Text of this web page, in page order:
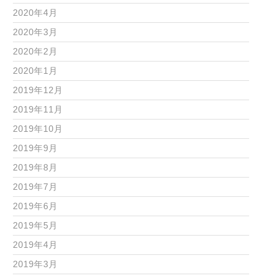
2020年4月
2020年3月
2020年2月
2020年1月
2019年12月
2019年11月
2019年10月
2019年9月
2019年8月
2019年7月
2019年6月
2019年5月
2019年4月
2019年3月